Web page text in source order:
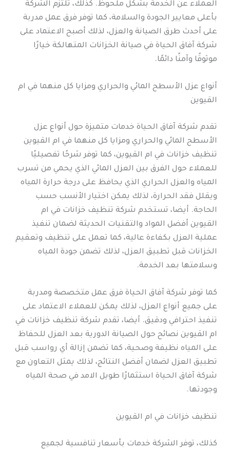
العملاء عن الخدمة بشكل ملحوظ. كذلك، تلتزم الشركة
بأعلى معايير الجودة والسلامة، كما توفر فرق عمل مدربة
على أحدث طرق الصيانة والعزل، لذلك أصبح الاعتماد على
شركة آفاق الحياة في صيانة الخزانات المتهالكة خيارًا
موثوقًا وآمنًا دائمًا.
أنواع عزل الأسطح المائي والحراري ومزايا كل منهما في ام
القيوين
تقدم شركة آفاق الحياة خدمات متميزة حول أنواع عزل
الأسطح المائي والحراري ومزايا كل منهما في ام القيوين
تنظيف خزانات في ام القيوين، كما توفر شرحًا تفصيليًا
للعملاء حول الفرق بين العزل المائي الذي يحمي من تسرب
المياه والعزل الحراري الذي يحافظ على درجة حرارة المياه
ويقلل فقد الحرارة، لذلك يمكن اختيار الأنسب حسب
الحاجة. أيضا، تستخدم شركة تنظيف خزانات في ام
القيوين أفضل المواد والتقنيات الحديثة لضمان تنفيذ
عملية العزل بكفاءة عالية، كما تعمل على تنظيف وتعقيم
الخزانات قبل تطبيق العزل، لذلك تضمن جودة المياه
وسلامتها بعد الخدمة.
كما توفر شركة آفاق الحياة فرق عمل متخصصة ومدربة
على جميع أنواع العزل، لذلك يمكن للعملاء الاعتماد على
تنفيذ احترافي ودقيق. أيضا، تقدم شركة تنظيف خزانات في
ام القيوين نصائح حول الصيانة الدورية بعد العزل للحفاظ
على المياه نظيفة وصحية، كما تضمن إزالة أي رواسب قبل
تطبيق العزل لضمان أفضل النتائج، لذلك يمثل التعاون مع
شركة آفاق الحياة استثمارًا طويل الامد في صحة المياه
وجودتها.
تنظيف خزانات في ام القيوين
كذلك، توفر الشركة خدمات بأسعار تنافسية لجميع